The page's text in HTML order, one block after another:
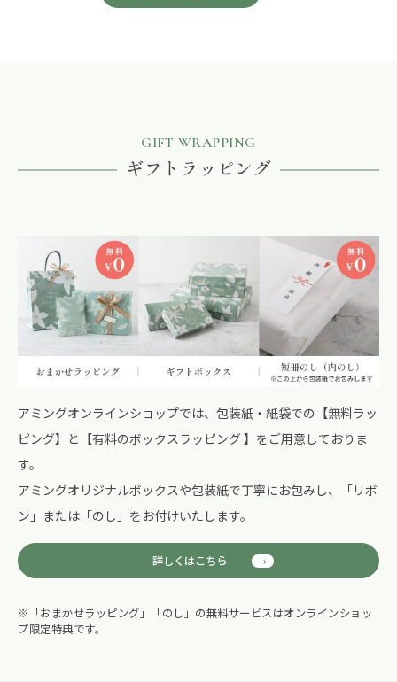
GIFT WRAPPING
ギフトラッピング
アミングオンラインショップでは、包装紙・紙袋での【無料ラッ
ピング】と【有料のボックスラッピング 】をご用意しておりま
す。
アミングオリジナルボックスや包装紙で丁寧にお包みし、「リボ
ン」または「のし」をお付けいたします。
詳しくはこちら
※「おまかせラッピング」「のし」の無料サービスはオンラインショッ
プ限定特典です。